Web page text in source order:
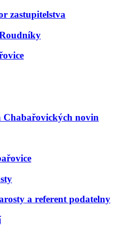
zastupitelstva
Chabařovických novin
a referent podatelny